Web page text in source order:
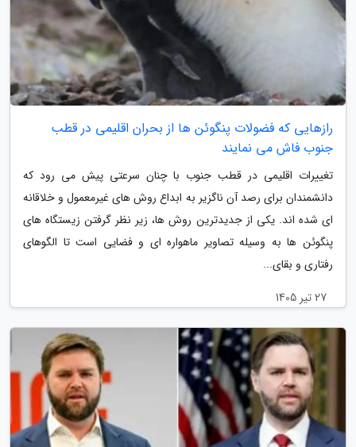
رازهایی که فضولات پنگوئن ها از بحران اقلیمی در قطب
جنوب فاش می نمایند
تغییرات اقلیمی در قطب جنوب با چنان سرعتی پیش می رود که
دانشمندان برای رصد آن ناگزیر به ابداع روش های غیرمعمول و خلاقانه
ای شده اند. یکی از جدیدترین روش ها، زیر نظر گرفتن زیستگاه های
پنگوئن ها به وسیله تصاویر ماهواره ای و فضایی است تا الگوهای
رفتاری و بقای...
27 تیر 1405